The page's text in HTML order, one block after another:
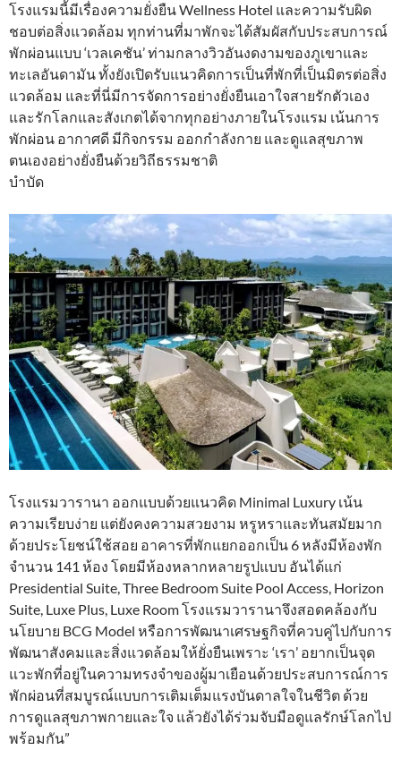
โรงแรมนี้มีเรื่องความยั่งยืน Wellness Hotel และความรับผิด
ชอบต่อสิ่งแวดล้อม ทุกท่านที่มาพักจะได้สัมผัสกับประสบการณ์
พักผ่อนแบบ ‘เวลเคชัน’ ท่ามกลางวิวอันงดงามของภูเขาและ
ทะเลอันดามัน ทั้งยังเปิดรับแนวคิดการเป็นที่พักที่เป็นมิตรต่อสิ่ง
แวดล้อม และที่นี่มีการจัดการอย่างยั่งยืนเอาใจสายรักตัวเอง
และรักโลกและสังเกตได้จากทุกอย่างภายในโรงแรม เน้นการ
พักผ่อน อากาศดี มีกิจกรรม ออกกำลังกาย และดูแลสุขภาพ
ตนเองอย่างยั่งยืนด้วยวิถีธรรมชาติ
บำบัด
โรงแรมวารานา ออกแบบด้วยแนวคิด Minimal Luxury เน้น
ความเรียบง่าย แต่ยังคงความสวยงาม หรูหราและทันสมัยมาก
ด้วยประโยชน์ใช้สอย อาคารที่พักแยกออกเป็น 6 หลังมีห้องพัก
จำนวน 141 ห้อง โดยมีห้องหลากหลายรูปแบบ อันได้แก่
Presidential Suite, Three Bedroom Suite Pool Access, Horizon
Suite, Luxe Plus, Luxe Room โรงแรมวารานาจึงสอดคล้องกับ
นโยบาย BCG Model หรือการพัฒนาเศรษฐกิจที่ควบคู่ไปกับการ
พัฒนาสังคมและสิ่งแวดล้อมให้ยั่งยืนเพราะ ‘เรา’ อยากเป็นจุด
แวะพักที่อยู่ในความทรงจำของผู้มาเยือนด้วยประสบการณ์การ
พักผ่อนที่สมบูรณ์แบบการเติมเต็มแรงบันดาลใจในชีวิต ด้วย
การดูแลสุขภาพกายและใจ แล้วยังได้ร่วมจับมือดูแลรักษ์โลกไป
พร้อมกัน”